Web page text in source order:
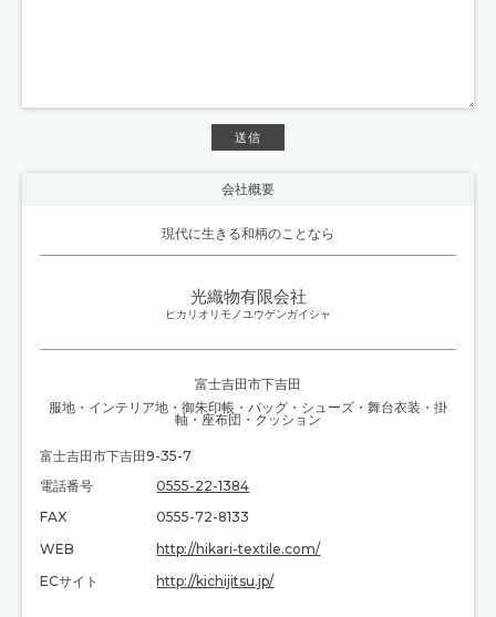
会社概要
現代に生きる和柄のことなら
光織物有限会社
ヒカリオリモノユウゲンガイシャ
富士吉田市下吉田
服地 ・ インテリア地 ・ 御朱印帳 ・ バッグ・シューズ ・ 舞台衣装 ・ 掛
軸 ・座布団・クッション
富士吉田市下吉田9-35-7
電話番号
0555-22-1384
FAX
0555-72-8133
WEB
http://hikari-textile.com/
ECサイト
http://kichijitsu.jp/